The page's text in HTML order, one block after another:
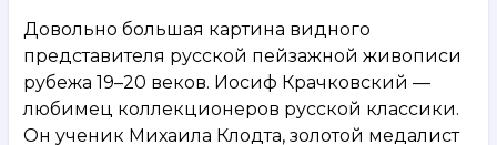
Довольно большая картина видного
представителя русской пейзажной живописи
рубежа 19–20 веков. Иосиф Крачковский —
любимец коллекционеров русской классики.
Он ученик Михаила Клодта, золотой медалист